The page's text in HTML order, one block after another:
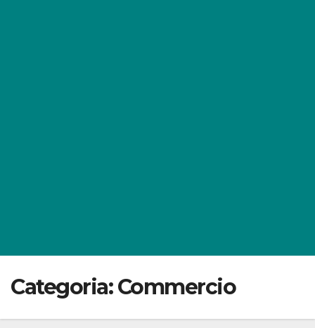
Categoria:Commercio